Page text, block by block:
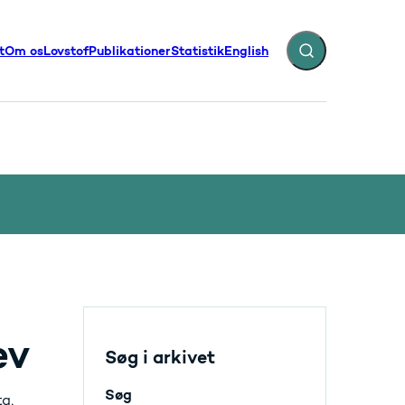
Om osLovstofPublikationerStatistikEnglish Fold søgefelt ud
- Flere links
Søg i arkivet
Søg